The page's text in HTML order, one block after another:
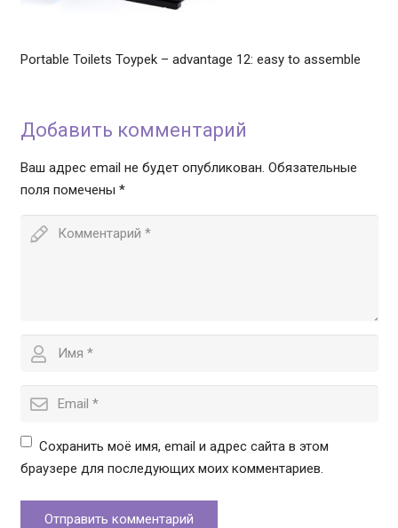
Portable Toilets Toypek – advantage 12: easy to assemble
Добавить комментарий
Ваш адрес email не будет опубликован. Обязательные
поля помечены *
Сохранить моё имя, email и адрес сайта в этом
браузере для последующих моих комментариев.
Отправить комментарий